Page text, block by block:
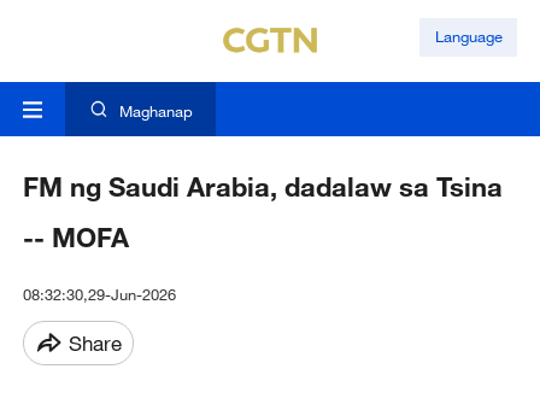
Language
Maghanap
FM ng Saudi Arabia, dadalaw sa Tsina
-- MOFA
08:32:30,29-Jun-2026
Share